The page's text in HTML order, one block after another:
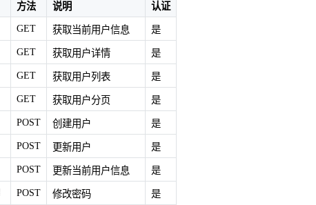
方法 说明 认证
GET 获取当前用户信息 是
GET 获取用户详情 是
GET 获取用户列表 是
GET 获取用户分页 是
POST 创建用户 是
POST 更新用户 是
POST 更新当前用户信息 是
POST 修改密码 是